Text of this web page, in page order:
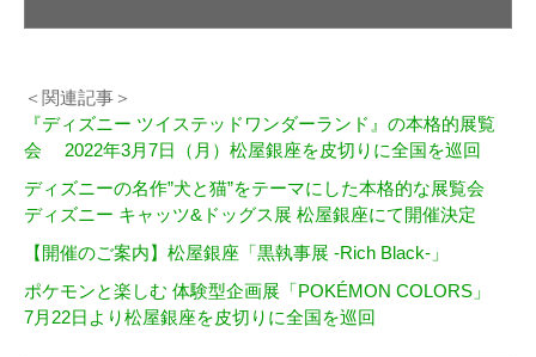
＜関連記事＞
『ディズニー ツイステッドワンダーランド』の本格的展覧
会 2022年3月7日（月）松屋銀座を皮切りに全国を巡回
ディズニーの名作”犬と猫”をテーマにした本格的な展覧会
ディズニー キャッツ&ドッグス展 松屋銀座にて開催決定
【開催のご案内】松屋銀座「黒執事展 -Rich Black-」
ポケモンと楽しむ 体験型企画展「POKÉMON COLORS」
7月22日より松屋銀座を皮切りに全国を巡回